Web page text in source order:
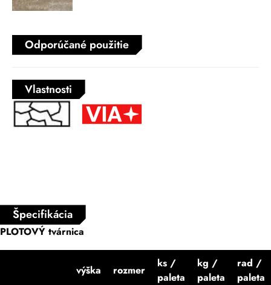
Odporúčané použitie
Vlastnosti
Špecifikácia
PLOTOVÝ tvárnica
výška rozmer
ks /
paleta
kg /
paleta
rad /
paleta